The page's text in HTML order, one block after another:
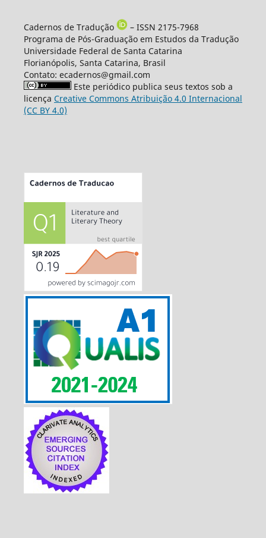
Cadernos de Tradução
– ISSN 2175-7968
Programa de Pós-Graduação em Estudos da Tradução
Universidade Federal de Santa Catarina
Florianópolis, Santa Catarina, Brasil
Contato: ecadernos@gmail.com
Este periódico publica seus textos sob a
licença Creative Commons Atribuição 4.0 Internacional
(CC BY 4.0)